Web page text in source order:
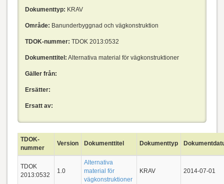
Dokumenttyp: KRAV
Område: Banunderbyggnad och vägkonstruktion
TDOK-nummer: TDOK 2013:0532
Dokumenttitel: Alternativa material för vägkonstruktioner
Gäller från:
Ersätter:
Ersatt av:
TDOK-
nummer
Version Dokumenttitel Dokumenttyp
TDOK
2013:0532
1.0
Alternativa
material för
vägkonstruktioner
KRAV 2014-07-01